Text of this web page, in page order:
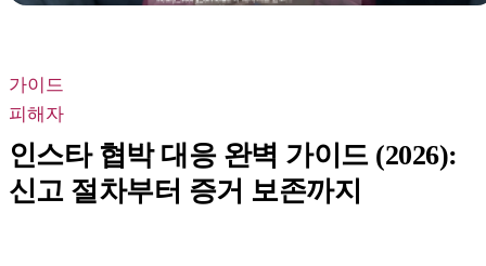
가이드
피해자
인스타 협박 대응 완벽 가이드 (2026):
신고 절차부터 증거 보존까지